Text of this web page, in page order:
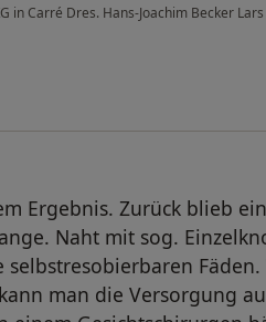
in Carré Dres. Hans-Joachim Becker
Ergebnis. Zurück blieb
Naht mit sog.
man die Versorgung